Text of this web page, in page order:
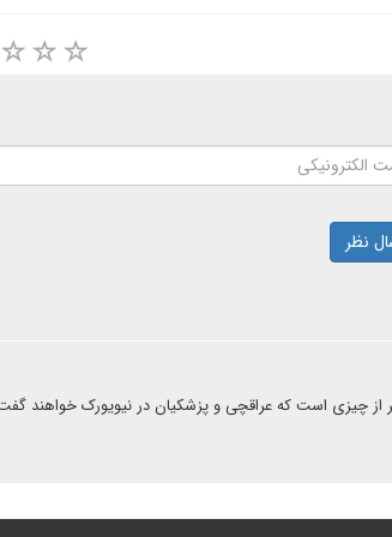
نظر
چیزی است که عراقچی و پزشکیان در نیویورک خواهند گفت